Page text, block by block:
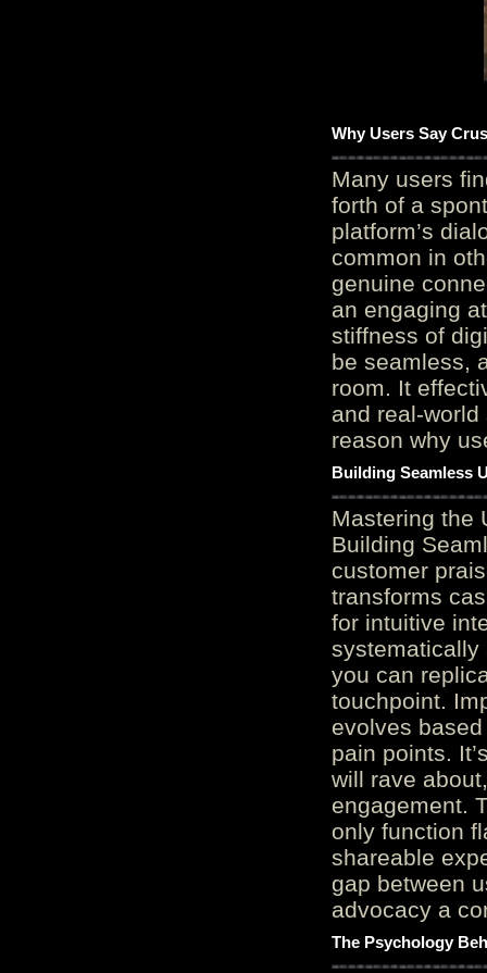
Why Users Say
Many users
forth of a
platform’s
common in
genuine
an engaging
stiffness of
be seamless,
room. It
and real-
reason why
Building Seamless
Mastering the
Building
customer
transforms
for intuitive
systematically
you can
touchpoint.
evolves
pain points.
will rave
engagement.
only function
shareable
gap between
advocacy a
The Psychology